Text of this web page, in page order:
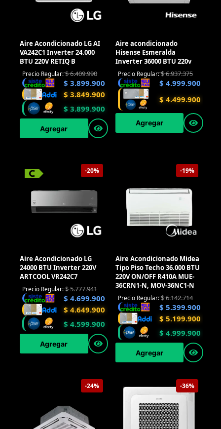
Aire Acondicionado LG AI
VA242C1 Inverter 24.000
BTU 220V RETIQ B
Precio Regular:$6.409.990
$ 3.899.900
$ 3.849.900
$ 3.899.900
Agregar
Aire acondicionado
Hisense Esmeralda
Inverter 36000 BTU 220v
Precio Regular:$6.937.375
$ 4.999.900
$ 4.499.900
Agregar
-20%
Aire Acondicionado LG
24000 BTU Inverter 220V
ARTCOOL VR242C7
Precio Regular:$5.777.941
$ 4.699.900
$ 4.649.900
$ 4.599.900
Agregar
-19%
Aire Acondicionado Midea
Tipo Piso Techo 36.000 BTU
220V ON/OFF R410A MUE-
36CRN1-N, MOV-36NC1-N
Precio Regular:$6.142.714
$ 5.399.900
$ 5.199.900
$ 4.999.900
Agregar
-24% -36%